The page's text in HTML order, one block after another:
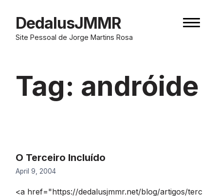
contentDedalusJMMR
Site Pessoal de Jorge Martins Rosa
Tag: andróide
O Terceiro Incluído
April 9, 2004
<a href="https://dedalusjmmr.net/blog/artigos/terc